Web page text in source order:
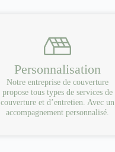
Personnalisation
Notre entreprise de couverture
propose tous types de services de
couverture et d’entretien. Avec un
accompagnement personnalisé.